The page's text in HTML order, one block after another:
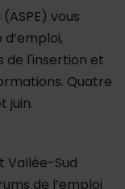
vous
de l'insertion et
Quatre
juin.
Vallée-Sud
de l’emploi